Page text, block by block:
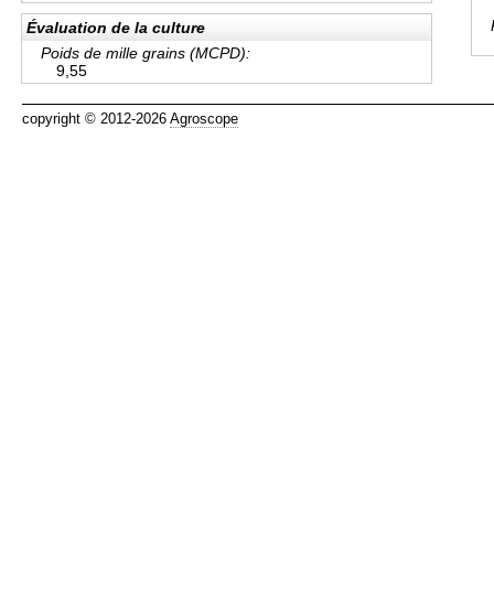
Évaluation de la culture
Poids de mille grains (MCPD):
9,55
copyright © 2012-2026 Agroscope